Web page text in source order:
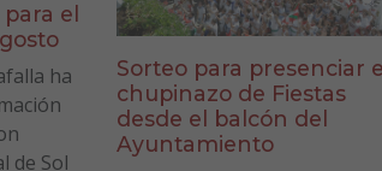
el
ha
de Sol
Sorteo para presenciar el
chupinazo de Fiestas
desde el balcón del
Ayuntamiento